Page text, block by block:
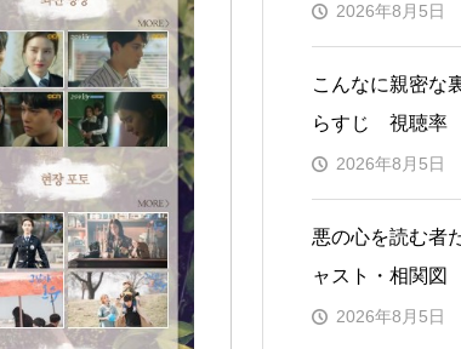
2026年8月5日
こんなに親密な
らすじ 視聴率
2026年8月5日
悪の心を読む
ャスト・相関
2026年8月5日